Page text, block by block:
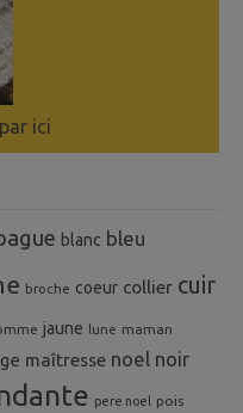
par ici
blanc bleu
broche coeur collier cuir
jaune lune maman
maîtresse noel noir
pere noel pois